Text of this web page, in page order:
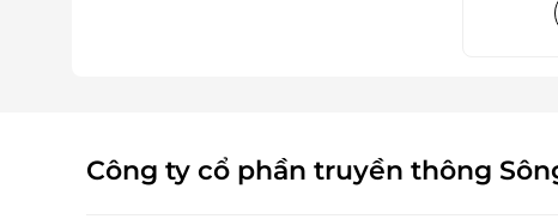
Công ty cổ phần truyền thông